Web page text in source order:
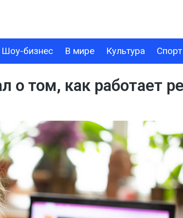
Шоу-бизнес В мире Культура Спорт
В МИРЕ КУЛЬТУРА СПОРТ ЗДОРОВЬЕ
о том, как работает